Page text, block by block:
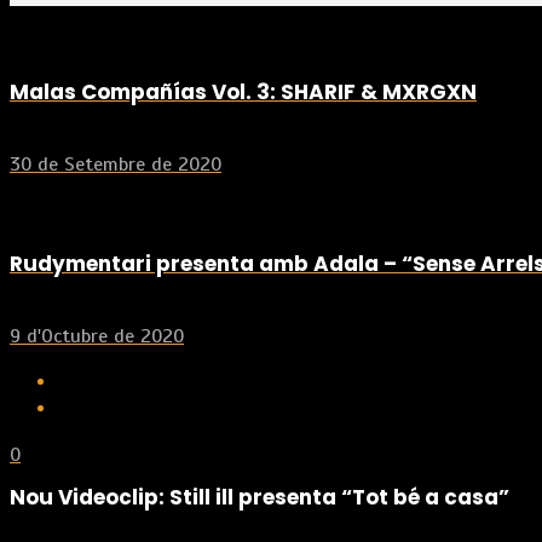
Malas Compañías Vol. 3: SHARIF & MXRGXN
30 de Setembre de 2020
Rudymentari presenta amb Adala – “Sense
9 d'Octubre de 2020
0
Nou Videoclip: Still ill presenta “Tot bé a casa”